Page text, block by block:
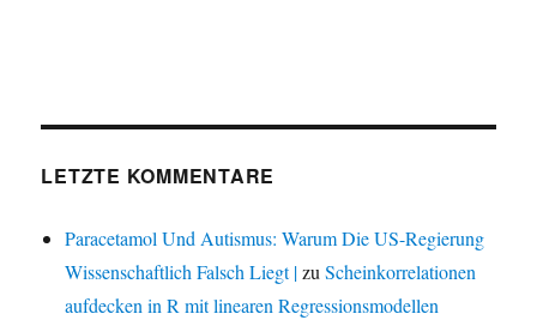
LETZTE KOMMENTARE
Paracetamol Und Autismus: Warum Die US-Regierung
Wissenschaftlich Falsch Liegt |zuScheinkorrelationen
aufdecken in R mit linearen Regressionsmodellen